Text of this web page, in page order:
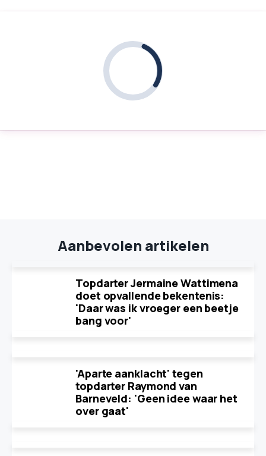
Aanbevolen artikelen
Topdarter Jermaine Wattimena
doet opvallende bekentenis:
'Daar was ik vroeger een beetje
bang voor'
'Aparte aanklacht' tegen
topdarter Raymond van
Barneveld: 'Geen idee waar het
over gaat'